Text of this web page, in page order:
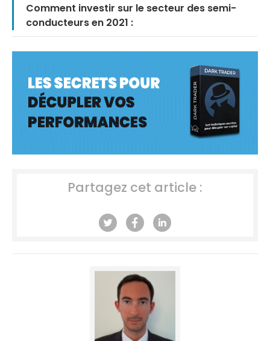
Comment investir sur le secteur des semi-
conducteurs en 2021 :
Partagez cet article :